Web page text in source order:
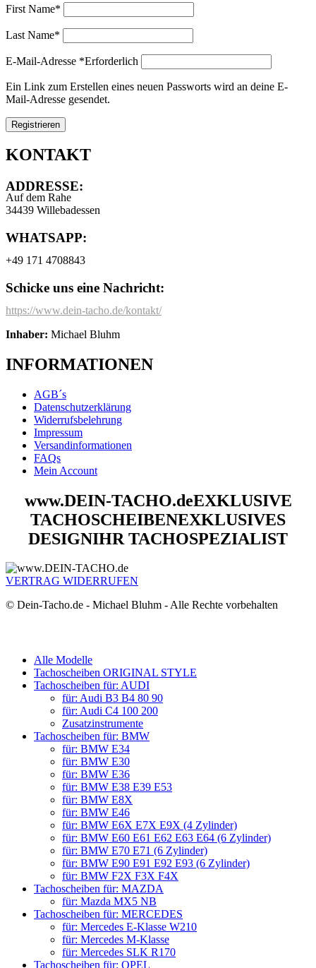
First Name*
Last Name*
E-Mail-Adresse *Erforderlich
Ein Link zum Erstellen eines neuen Passworts wird an deine E-
Mail-Adresse gesendet.
Registrieren
KONTAKT
ADDRESSE:
Auf dem Rahe
34439 Willebadessen
WHATSAPP:
+49 171 4708843
Schicke uns eine Nachricht:
https://www.dein-tacho.de/kontakt/
Inhaber: Michael Bluhm
INFORMATIONEN
AGB´s
Datenschutzerklärung
Widerrufsbelehrung
Impressum
Versandinformationen
FAQs
Mein Account
www.DEIN-TACHO.deEXKLUSIVE
TACHOSCHEIBENEXKLUSIVES
DESIGNIHR TACHOSPEZIALIST
VERTRAG WIDERRUFEN
© Dein-Tacho.de - Michael Bluhm - Alle Rechte vorbehalten
Alle Modelle
Tachoscheiben ORIGINAL STYLE
Tachoscheiben für: AUDI
für: Audi B3 B4 80 90
für: Audi C4 100 200
Zusatzinstrumente
Tachoscheiben für: BMW
für: BMW E34
für: BMW E30
für: BMW E36
für: BMW E38 E39 E53
für: BMW E8X
für: BMW E46
für: BMW E6X E7X E9X (4 Zylinder)
für: BMW E60 E61 E62 E63 E64 (6 Zylinder)
für: BMW E70 E71 (6 Zylinder)
für: BMW E90 E91 E92 E93 (6 Zylinder)
für: BMW F2X F3X F4X
Tachoscheiben für: MAZDA
für: Mazda MX5 NB
Tachoscheiben für: MERCEDES
für: Mercedes E-Klasse W210
für: Mercedes M-Klasse
für: Mercedes SLK R170
Tachoscheiben für: OPEL